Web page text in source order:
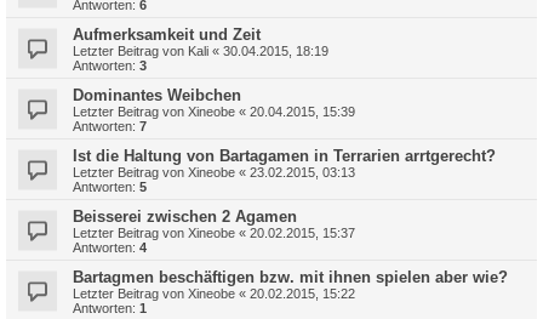
Antworten: 6
Aufmerksamkeit und Zeit
Letzter Beitrag von Kali « 30.04.2015, 18:19
Antworten: 3
Dominantes Weibchen
Letzter Beitrag von Xineobe « 20.04.2015, 15:39
Antworten: 7
Ist die Haltung von Bartagamen in Terrarien arrtgerecht?
Letzter Beitrag von Xineobe « 23.02.2015, 03:13
Antworten: 5
Beisserei zwischen 2 Agamen
Letzter Beitrag von Xineobe « 20.02.2015, 15:37
Antworten: 4
Bartagmen beschäftigen bzw. mit ihnen spielen aber wie?
Letzter Beitrag von Xineobe « 20.02.2015, 15:22
Antworten: 1